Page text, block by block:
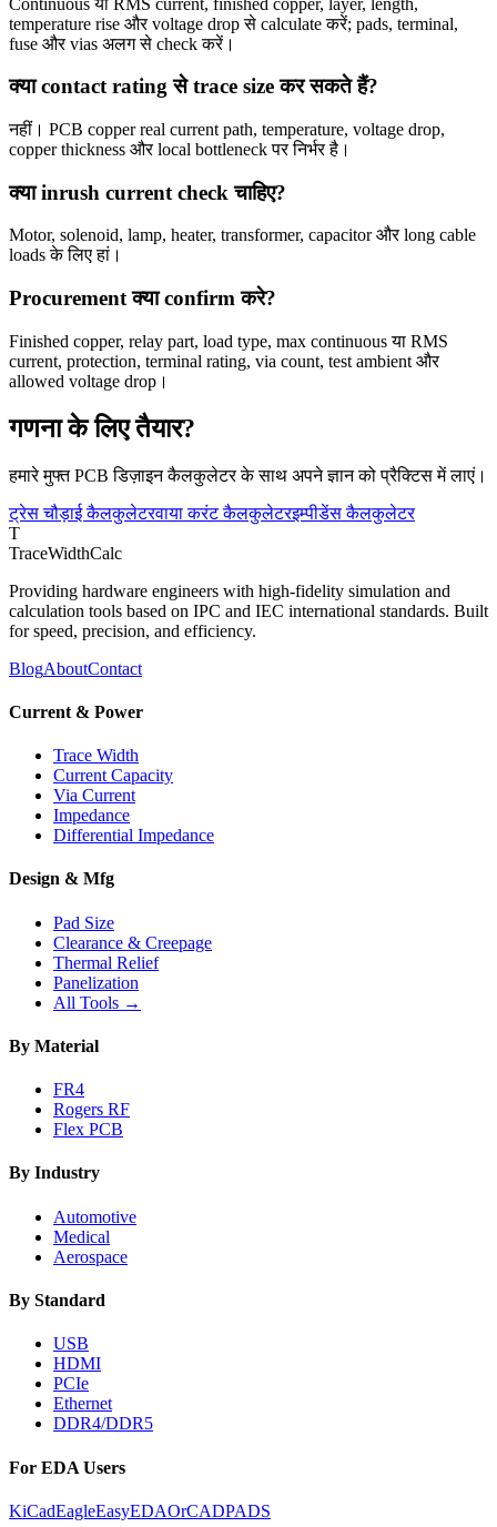
temperature rise और voltage drop से calculate करें; pads, terminal,
fuse और vias अलग से check करें।
क्या contact rating से trace size कर सकते हैं?
नहीं। PCB copper real current path, temperature, voltage drop,
copper thickness और local bottleneck पर निर्भर है।
क्या inrush current check चाहिए?
Motor, solenoid, lamp, heater, transformer, capacitor और long cable
loads के लिए हां।
Procurement क्या confirm करे?
Finished copper, relay part, load type, max continuous या RMS
current, protection, terminal rating, via count, test ambient और
allowed voltage drop।
गणना के लिए तैयार?
हमारे मुफ्त PCB डिज़ाइन कैलकुलेटर के साथ अपने ज्ञान को प्रैक्टिस में लाएं।
ट्रेस चौड़ाई कैलकुलेटरवाया करंट कैलकुलेटरइम्पीडेंस कैलकुलेटर
T
TraceWidthCalc
Providing hardware engineers with high-fidelity simulation and
calculation tools based on IPC and IEC international standards. Built
for speed, precision, and efficiency.
BlogAboutContact
Current & Power
Trace Width
Current Capacity
Via Current
Impedance
Differential Impedance
Design & Mfg
Pad Size
Clearance & Creepage
Thermal Relief
Panelization
All Tools →
By Material
FR4
Rogers RF
Flex PCB
By Industry
Automotive
Medical
Aerospace
By Standard
USB
HDMI
PCIe
Ethernet
DDR4/DDR5
For EDA Users
KiCadEagleEasyEDAOrCADPADS